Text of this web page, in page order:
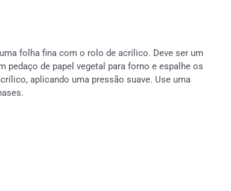
folha fina com o rolo de acrílico. Deve ser um
de papel vegetal para forno e espalhe os
aplicando uma pressão suave. Use uma